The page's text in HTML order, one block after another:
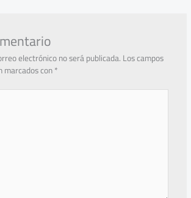
electrónico no será publicada.Los campos
con*